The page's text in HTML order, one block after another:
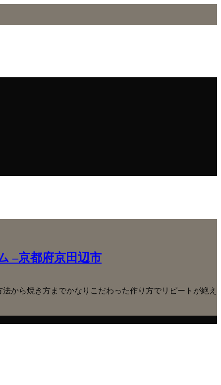
–京都府京田辺市
から焼き方までかなりこだわった作り方でリピートが絶え